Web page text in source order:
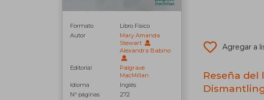
Formato
Libro Físico
Autor
Mary Amanda
Stewart
Alexandra Babino
Editorial
Palgrave
MacMillan
Idioma
Inglés
N° páginas
272
Agregar a
Reseña